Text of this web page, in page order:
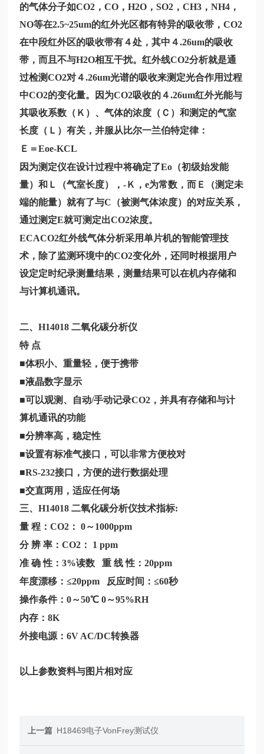
的气体分子如CO2，CO，H2O，SO2，CH3，NH4，
NO等在2.5~25um的红外光区都有特异的吸收带，CO2
在中段红外区的吸收带有４处，其中４.26um的吸收
带，而且不与H2O相互干扰。红外线CO2分析就是通
过检测CO2对４.26um光谱的吸收来测定光合作用过程
中CO2的变化量。因为CO2吸收的４.26um红外光能与
其吸收系数（Ｋ）、气体的浓度（Ｃ）和测定的气室
长度（Ｌ）有关，并服从比尔一兰伯特定律：
Ｅ＝Eoe-KCL
因为测定仪在设计过程中将确定了Eo（初级始发能
量）和Ｌ（气室长度），-Ｋ，e为常数，而Ｅ（测定未
端的能量）就有了与C（被测气体浓度）的对应关系，
通过测定E就可测定出CO2浓度。
ECACO2红外线气体分析采用单片机的智能管理技
术，除了监测环境中的CO2变化外，还同时根据用户
设定定时纪录测量结果，测量结果可以在机内存储和
与计算机通讯。
二、H14018二氧化碳分析仪
特 点
■体积小、重量轻，便于携带
■液晶数字显示
■可以观测、自动/手动记录CO2，并具有存储和与计
算机通讯的功能
■分辨率高，稳定性
■设置有标准气接口，可以非常方便校对
■RS-232接口，方便的进行数据处理
■交直两用，适应任何场
三、H14018二氧化碳分析仪技术指标:
量 程：CO2： 0～1000ppm
分 辨 率：CO2： 1 ppm
准 确 性：3%读数 重 线 性：20ppm
年度漂移：≤20ppm 反应时间：≤60秒
操作条件：0～50℃ 0～95%RH
内存：8K
外接电源：6V AC/DC转换器
以上参数资料与图片相对应
上一篇 H18469电子VonFrey测试仪